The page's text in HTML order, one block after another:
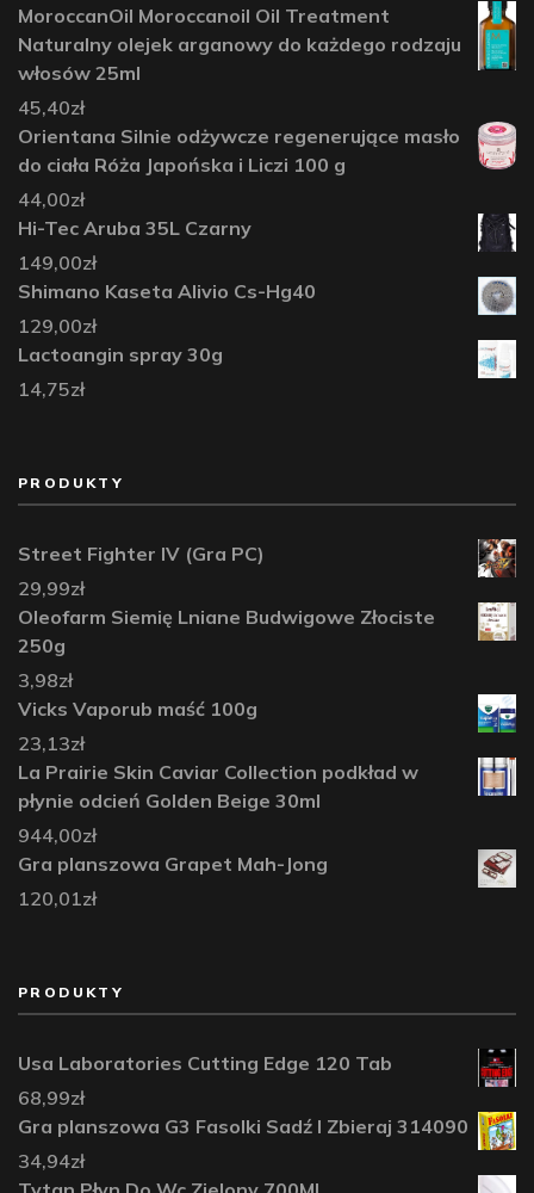
MoroccanOil Moroccanoil Oil Treatment
Naturalny olejek arganowy do każdego rodzaju
włosów 25ml
45,40zł
Orientana Silnie odżywcze regenerujące masło
do ciała Róża Japońska i Liczi 100 g
44,00zł
Hi-Tec Aruba 35L Czarny
149,00zł
Shimano Kaseta Alivio Cs-Hg40
129,00zł
Lactoangin spray 30g
14,75zł
PRODUKTY
Street Fighter IV (Gra PC)
29,99zł
Oleofarm Siemię Lniane Budwigowe Złociste
250g
3,98zł
Vicks Vaporub maść 100g
23,13zł
La Prairie Skin Caviar Collection podkład w
płynie odcień Golden Beige 30ml
944,00zł
Gra planszowa Grapet Mah-Jong
120,01zł
PRODUKTY
Usa Laboratories Cutting Edge 120 Tab
68,99zł
Gra planszowa G3 Fasolki Sadź I Zbieraj 314090
34,94zł